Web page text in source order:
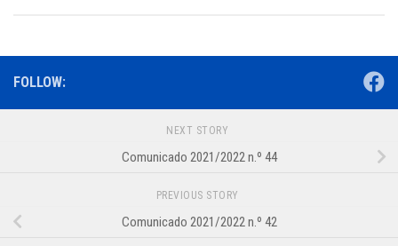
FOLLOW:
NEXT STORY
Comunicado 2021/2022 n.º 44
PREVIOUS STORY
Comunicado 2021/2022 n.º 42